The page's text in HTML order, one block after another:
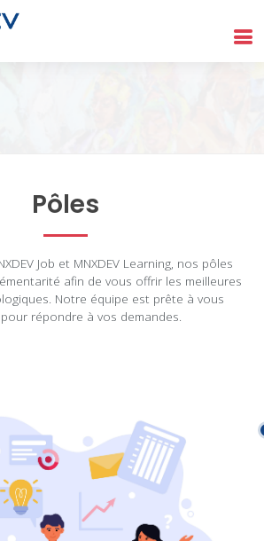
Pôles
Job et MNXDEV Learning, nos pôles
afin de vous offrir les meilleures
Notre équipe est prête à vous
répondre à vos demandes.